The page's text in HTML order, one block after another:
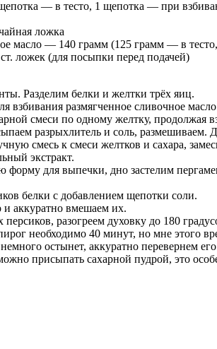
— в тесто, 1 щепотка — при
ложка
масло — 140 грамм (125 грамм — в
ложек (для посыпки перед подачей)
Разделим белки и желтки трёх яиц.
взбивания размягченное сливочное
смеси по одному желтку, продолжая
разрыхлитель и соль, размешиваем.
смесь к смеси желтков и сахара,
экстракт.
форму для выпечки, дно застелим
белки с добавлением щепотки соли.
и аккуратно вмешаем их.
разогреем духовку до 180
необходимо 40 минут, но мне этого
остынет, аккуратно перевернем
присыпать сахарной пудрой, это